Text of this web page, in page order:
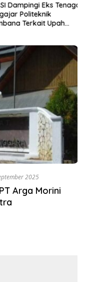
Dampingi Eks Tenaga
Politeknik
Terkait Upah
2025
Arga Morini